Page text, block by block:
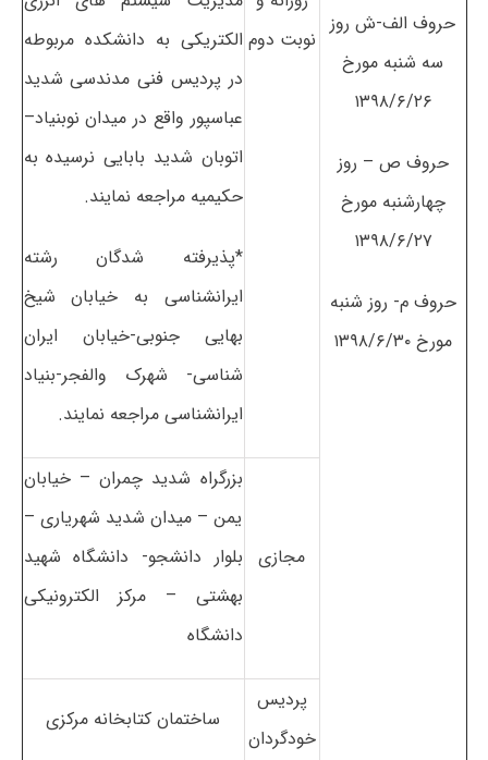
حروف الف-ش روز
سه شنبه مورخ
۱۳۹۸/۶/۲۶
حروف ص – روز
چهارشنبه مورخ
۱۳۹۸/۶/۲۷
حروف م- روز شنبه
مورخ ۱۳۹۸/۶/۳۰
نوبت دوم الکتریکی به دانشکده مربوطه
در پردیس فنی مدندسی شدید
عباسپور واقع در میدان نوبنیاد–
اتوبان شدید بابایی نرسیده به
حکیمیه مراجعه نمایند.
*پذیرفته شدگان رشته
ایرانشناسی به خیابان شیخ
بهایی جنوبی-خیابان ایران
شناسی- شهرک والفجر-بنیاد
ایرانشناسی مراجعه نمایند.
مجازی
بزرگراه شدید چمران – خیابان
یمن – میدان شدید شهریاری –
بلوار دانشجو- دانشگاه شهید
بهشتی – مرکز الکترونیکی
دانشگاه
پردیس
خودگردان
ساختمان کتابخانه مرکزی